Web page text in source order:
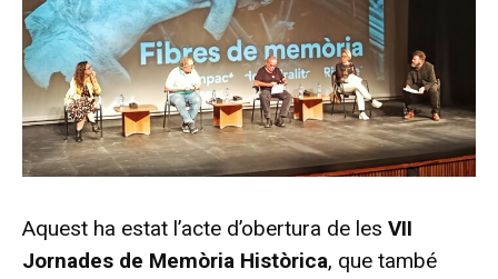
Aquest ha estat l’acte d’obertura de les VII
Jornades de Memòria Històrica, que també